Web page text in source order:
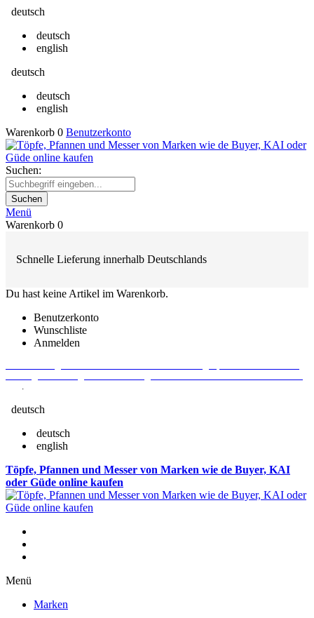
deutsch
deutsch
english
deutsch
deutsch
english
Warenkorb 0 Benutzerkonto
Suchen:
Suchen
Menü
Warenkorb 0
Schnelle Lieferung innerhalb Deutschlands
Du hast keine Artikel im Warenkorb.
Benutzerkonto
Wunschliste
Anmelden
.
deutsch
deutsch
english
Töpfe, Pfannen und Messer von Marken wie de Buyer, KAI
oder Güde online kaufen
Menü
Marken